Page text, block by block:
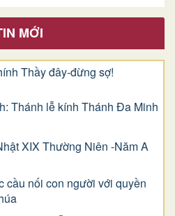
MỚI
Thầy đây-đừng sợ!
Thánh lễ kính Thánh Đa Minh
XIX Thường Niên -Năm A
cầu nối con người với quyền